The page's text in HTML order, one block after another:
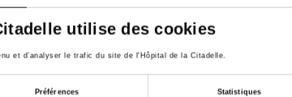
utilise des cookies
et d’analyser le trafic du site de l'Hôpital de la Citadelle.
Préférences Statistiques